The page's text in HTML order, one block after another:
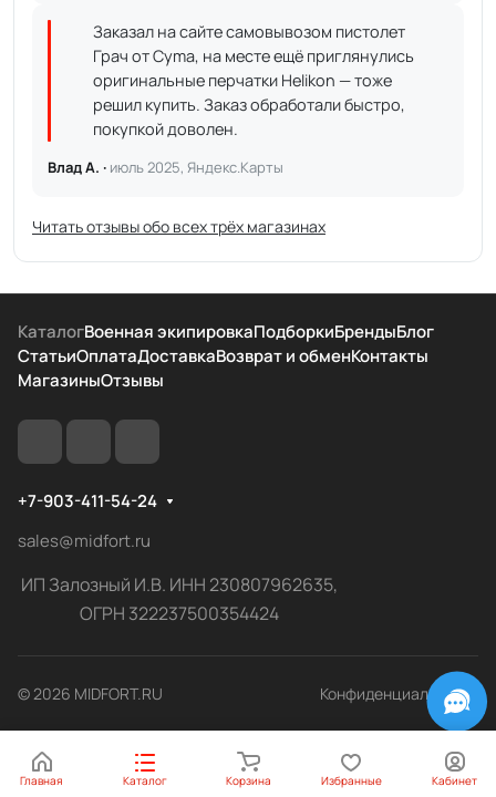
Заказал на сайте самовывозом пистолет
Грач от Cyma, на месте ещё приглянулись
оригинальные перчатки Helikon — тоже
решил купить. Заказ обработали быстро,
покупкой доволен.
Влад А. · июль 2025, Яндекс.Карты
Читать отзывы обо всех трёх магазинах
КаталогВоенная экипировкаПодборкиБрендыБлог
СтатьиОплатаДоставкаВозврат и обменКонтакты
МагазиныОтзывы
+7-903-411-54-24
sales@midfort.ru
ИП Залозный И.В. ИНН 230807962635,
ОГРН 322237500354424
© 2026 MIDFORT.RU Конфиденциальность
Главная Каталог Корзина Избранные Кабинет